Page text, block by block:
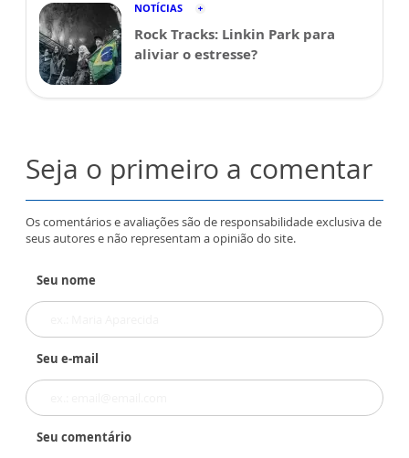
NOTÍCIAS
Rock Tracks: Linkin Park para
aliviar o estresse?
Seja o primeiro a comentar
Os comentários e avaliações são de responsabilidade exclusiva de
seus autores e não representam a opinião do site.
Seu nome
Seu e-mail
Seu comentário